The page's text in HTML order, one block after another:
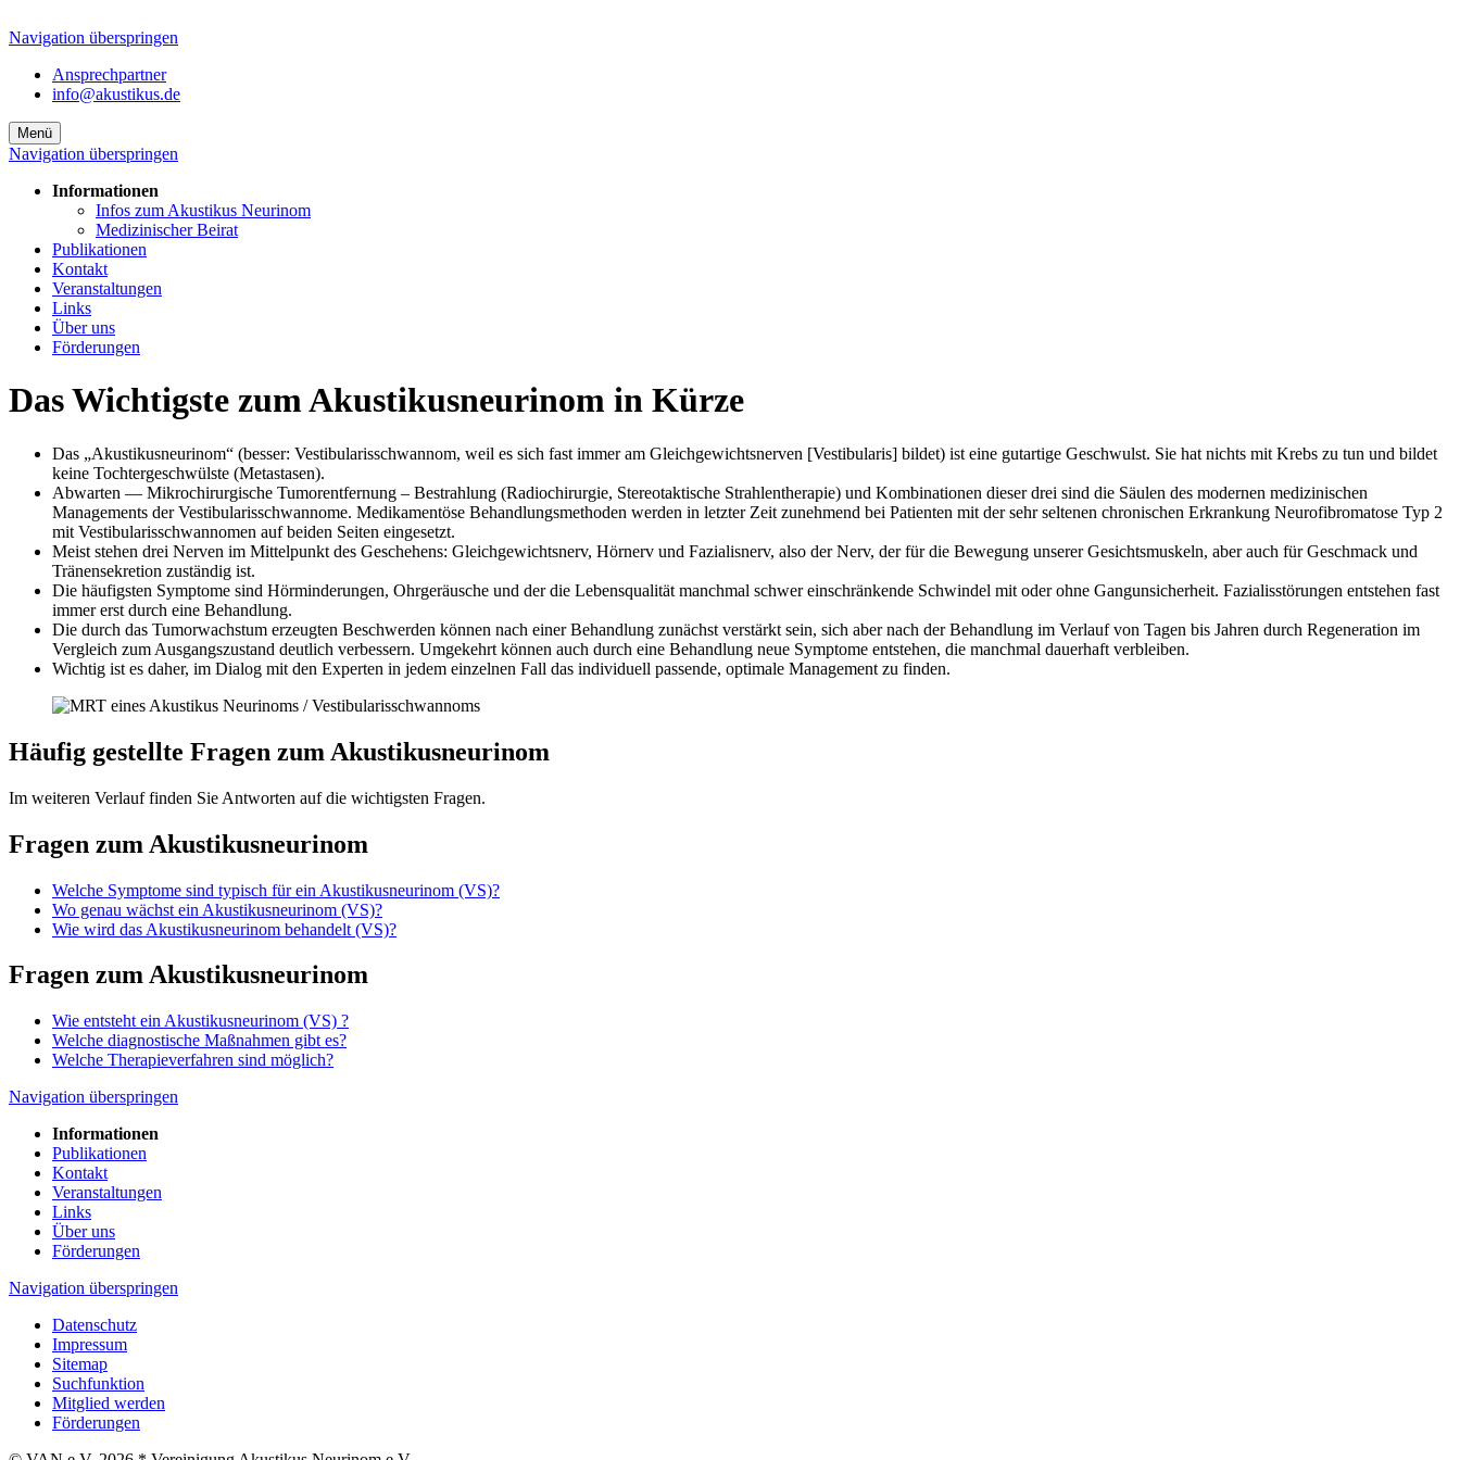
Navigation überspringen
Ansprechpartner
info@akustikus.de
Menü
Navigation überspringen
Informationen
Infos zum Akustikus Neurinom
Medizinischer Beirat
Publikationen
Kontakt
Veranstaltungen
Links
Über uns
Förderungen
Das Wichtigste zum Akustikusneurinom in Kürze
Das „Akustikusneurinom“ (besser: Vestibularisschwannom, weil es sich fast immer am Gleichgewichtsnerven [Vestibularis] bildet) ist eine gutartige Geschwulst. Sie hat nichts mit Krebs zu tun und bildet
keine Tochtergeschwülste (Metastasen).
Abwarten — Mikrochirurgische Tumorentfernung – Bestrahlung (Radiochirurgie, Stereotaktische Strahlentherapie) und Kombinationen dieser drei sind die Säulen des modernen medizinischen
Managements der Vestibularisschwannome. Medikamentöse Behandlungsmethoden werden in letzter Zeit zunehmend bei Patienten mit der sehr seltenen chronischen Erkrankung Neurofibromatose Typ 2
mit Vestibularisschwannomen auf beiden Seiten eingesetzt.
Meist stehen drei Nerven im Mittelpunkt des Geschehens: Gleichgewichtsnerv, Hörnerv und Fazialisnerv, also der Nerv, der für die Bewegung unserer Gesichtsmuskeln, aber auch für Geschmack und
Tränensekretion zuständig ist.
Die häufigsten Symptome sind Hörminderungen, Ohrgeräusche und der die Lebensqualität manchmal schwer einschränkende Schwindel mit oder ohne Gangunsicherheit. Fazialisstörungen entstehen fast
immer erst durch eine Behandlung.
Die durch das Tumorwachstum erzeugten Beschwerden können nach einer Behandlung zunächst verstärkt sein, sich aber nach der Behandlung im Verlauf von Tagen bis Jahren durch Regeneration im
Vergleich zum Ausgangszustand deutlich verbessern. Umgekehrt können auch durch eine Behandlung neue Symptome entstehen, die manchmal dauerhaft verbleiben.
Wichtig ist es daher, im Dialog mit den Experten in jedem einzelnen Fall das individuell passende, optimale Management zu finden.
Häufig gestellte Fragen zum Akustikusneurinom
Im weiteren Verlauf finden Sie Antworten auf die wichtigsten Fragen.
Fragen zum Akustikusneurinom
Welche Symptome sind typisch für ein Akustikusneurinom (VS)?
Wo genau wächst ein Akustikusneurinom (VS)?
Wie wird das Akustikusneurinom behandelt (VS)?
Fragen zum Akustikusneurinom
Wie entsteht ein Akustikusneurinom (VS) ?
Welche diagnostische Maßnahmen gibt es?
Welche Therapieverfahren sind möglich?
Navigation überspringen
Informationen
Publikationen
Kontakt
Veranstaltungen
Links
Über uns
Förderungen
Navigation überspringen
Datenschutz
Impressum
Sitemap
Suchfunktion
Mitglied werden
Förderungen